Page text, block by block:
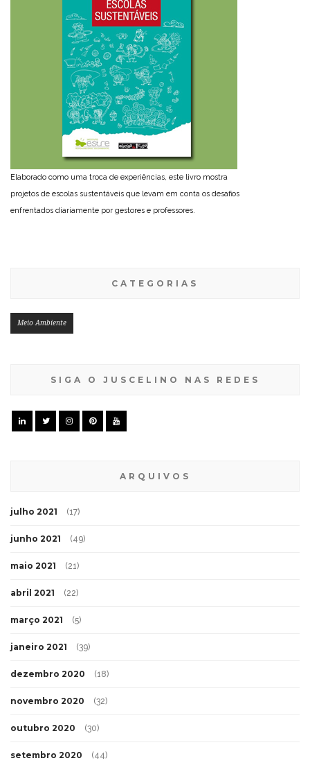
Elaborado como uma troca de experiências, este livro mostra
projetos de escolas sustentáveis que levam em conta os desafios
enfrentados diariamente por gestores e professores.
CATEGORIAS
Meio Ambiente
SIGA O JUSCELINO NAS REDES
ARQUIVOS
julho 2021 (17)
junho 2021 (49)
maio 2021 (21)
abril 2021 (22)
março 2021 (5)
janeiro 2021 (39)
dezembro 2020 (18)
novembro 2020 (32)
outubro 2020 (30)
setembro 2020 (44)